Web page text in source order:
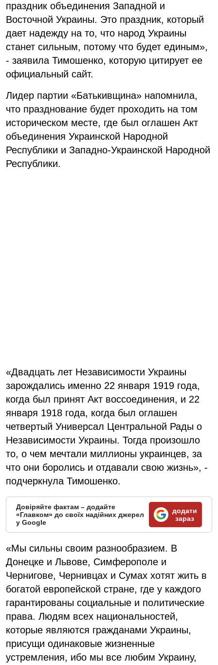
праздник объединения Западной и
Восточной Украины. Это праздник, который
дает надежду на то, что народ Украины
станет сильным, потому что будет единым»,
- заявила Тимошенко, которую цитирует ее
официальный сайт.
Лидер партии «Батькивщина» напомнила,
что празднование будет проходить на том
историческом месте, где был оглашен Акт
объединения Украинской Народной
Республики и Западно-Украинской Народной
Республики.
«Двадцать лет Независимости Украины
зарождались именно 22 января 1919 года,
когда был принят Акт воссоединения, и 22
января 1918 года, когда был оглашен
четвертый Универсал Центральной Рады о
Независимости Украины. Тогда произошло
то, о чем мечтали миллионы украинцев, за
что они боролись и отдавали свою жизнь», -
подчеркнула Тимошенко.
Довіряйте фактам – додайте
«Главком» до своїх надійних джерел
у Google
додати
зараз
«Мы сильны своим разнообразием. В
Донецке и Львове, Симферополе и
Чернигове, Чернивцах и Сумах хотят жить в
богатой европейской стране, где у каждого
гарантированы социальные и политические
права. Людям всех национальностей,
которые являются гражданами Украины,
присущи одинаковые жизненные
устремления, ибо мы все любим Украину,